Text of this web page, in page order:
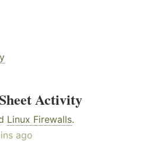
Activity
Linux Firewalls.
ago